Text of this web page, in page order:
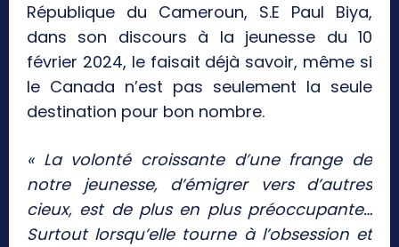
République du Cameroun, S.E Paul Biya,
dans son discours à la jeunesse du 10
février 2024, le faisait déjà savoir, même si
le Canada n’est pas seulement la seule
destination pour bon nombre.
« La volonté croissante d’une frange de
notre jeunesse, d’émigrer vers d’autres
cieux, est de plus en plus préoccupante…
Surtout lorsqu’elle tourne à l’obsession et